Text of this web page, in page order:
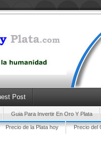
Post
Guia Para Invertir En Oro Y Plata
Precio de la Plata hoy Precio del